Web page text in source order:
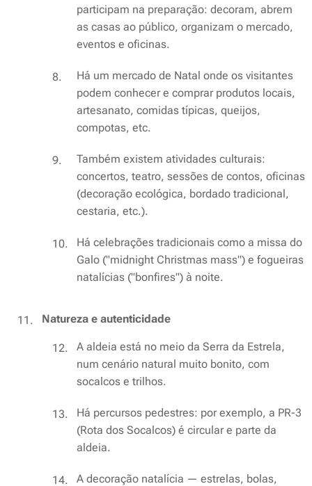
participam na preparação: decoram, abrem
as casas ao público, organizam o mercado,
eventos e oficinas.
Há um mercado de Natal onde os visitantes
podem conhecer e comprar produtos locais,
artesanato, comidas típicas, queijos,
compotas, etc.
Também existem atividades culturais:
concertos, teatro, sessões de contos, oficinas
(decoração ecológica, bordado tradicional,
cestaria, etc.).
Há celebrações tradicionais como a missa do
Galo ("midnight Christmas mass") e fogueiras
natalícias ("bonfires") à noite.
Natureza e autenticidade
A aldeia está no meio da Serra da Estrela,
num cenário natural muito bonito, com
socalcos e trilhos.
Há percursos pedestres: por exemplo, a PR-3
(Rota dos Socalcos) é circular e parte da
aldeia.
A decoração natalícia — estrelas, bolas,